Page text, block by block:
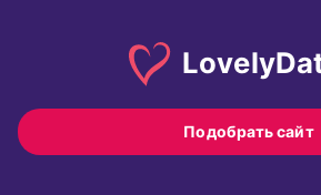
Lovely
Подобрать сайт